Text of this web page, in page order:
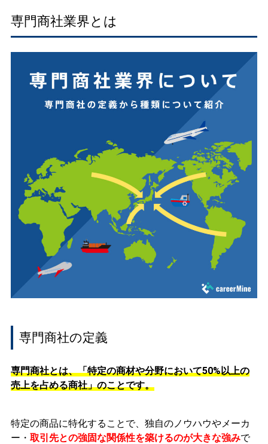
専門商社業界とは
専門商社の定義
専門商社とは、「特定の商材や分野において50%以上の
売上を占める商社」のことです。
特定の商品に特化することで、独自のノウハウやメーカ
ー・ 取引先との強固な関係性を築けるのが大きな強みで